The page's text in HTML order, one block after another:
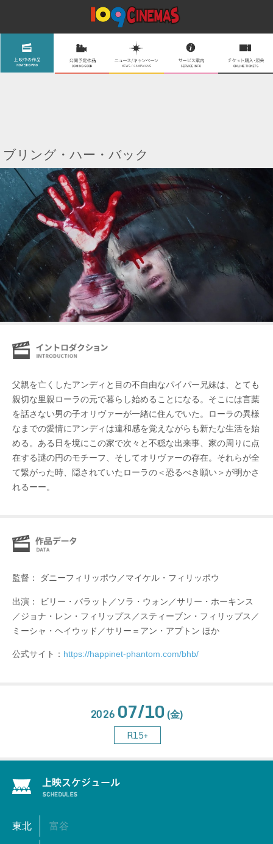
ブリング・ハー・バック
父親を亡くしたアンディと目の不自由なパイパー兄妹は、とても
親切な里親ローラの元で暮らし始めることになる。そこには言葉
を話さない男の子オリヴァーが一緒に住んでいた。ローラの異様
なまでの愛情にアンディは違和感を覚えながらも新たな生活を始
める。ある日を境にこの家で次々と不穏な出来事、家の周りに点
在する謎の円のモチーフ、そしてオリヴァーの存在。それらが全
て繋がった時、隠されていたローラの＜恐るべき願い＞が明かさ
れるーー。
監督： ダニーフィリッポウ／マイケル・フィリッポウ
出演： ビリー・バラット／ソラ・ウォン／サリー・ホーキンス
／ジョナ・レン・フィリップス／スティーブン・フィリップス／
ミーシャ・ヘイウッド／サリー＝アン・アプトン ほか
公式サイト： https://happinet-phantom.com/bhb/
2026 07/10 (金)
R15+
東北 富谷